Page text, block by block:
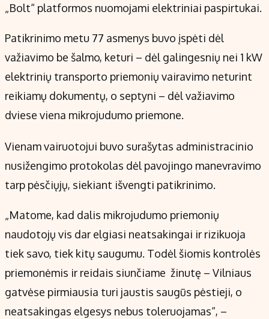
„Bolt“ platformos nuomojami elektriniai paspirtukai.
Patikrinimo metu 77 asmenys buvo įspėti dėl
važiavimo be šalmo, keturi – dėl galingesnių nei 1 kW
elektrinių transporto priemonių vairavimo neturint
reikiamų dokumentų, o septyni – dėl važiavimo
dviese viena mikrojudumo priemone.
Vienam vairuotojui buvo surašytas administracinio
nusižengimo protokolas dėl pavojingo manevravimo
tarp pėsčiųjų, siekiant išvengti patikrinimo.
„Matome, kad dalis mikrojudumo priemonių
naudotojų vis dar elgiasi neatsakingai ir rizikuoja
tiek savo, tiek kitų saugumu. Todėl šiomis kontrolės
priemonėmis ir reidais siunčiame žinutę – Vilniaus
gatvėse pirmiausia turi jaustis saugūs pėstieji, o
neatsakingas elgesys nebus toleruojamas“, –